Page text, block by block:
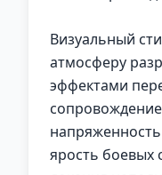
Визуальный
атмосферу
эффектами
ярость боевых